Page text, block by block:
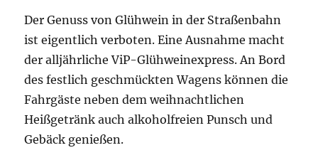
Der Genuss von Glühwein in der Straßenbahn
ist eigentlich verboten. Eine Ausnahme macht
der alljährliche ViP-Glühweinexpress. An Bord
des festlich geschmückten Wagens können die
Fahrgäste neben dem weihnachtlichen
Heißgetränk auch alkoholfreien Punsch und
Gebäck genießen.